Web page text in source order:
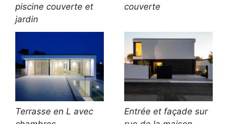
piscine couverte et
jardin
couverte
Terrasse en L avec
Entrée et façade sur